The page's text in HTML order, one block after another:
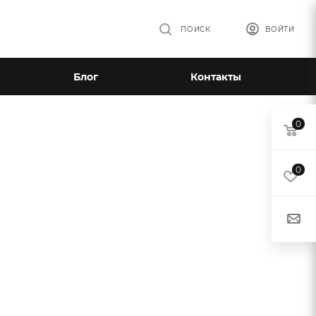
ВОЙТИ
ПОИСК
Блог Контакты
0
0